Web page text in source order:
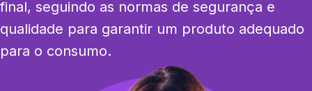
final, seguindo as normas de segurança e
qualidade para garantir um produto adequado
para o consumo.